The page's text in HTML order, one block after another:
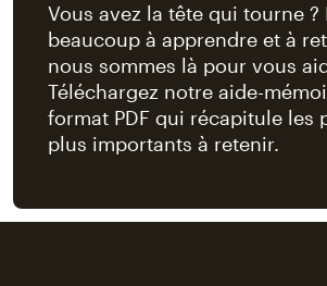
Vous avez la tête qui tourne ?
beaucoup à apprendre et à
nous sommes là pour vous
Téléchargez notre aide-
format PDF qui récapitule les
plus importants à retenir.